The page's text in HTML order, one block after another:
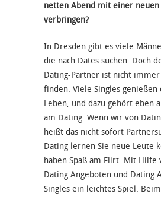
netten Abend mit einer neuen
verbringen?
In Dresden gibt es viele
die nach Dates suchen. Doch
Dating-Partner ist nicht
finden. Viele Singles genießen
Leben, und dazu gehört eben
am Dating. Wenn wir von
heißt das nicht sofort
Dating lernen Sie neue Leute
haben Spaß am Flirt. Mit Hilfe
Dating Angeboten und Dating
Singles ein leichtes Spiel.